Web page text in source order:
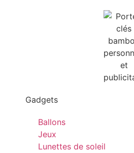
Gadgets
Ballons
Jeux
Lunettes de soleil